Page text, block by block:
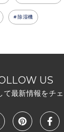
除湿機
US
て最新情報をチ